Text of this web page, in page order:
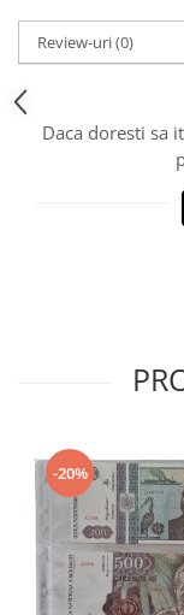
Review-uri(0)
Daca doresti sa
-20%